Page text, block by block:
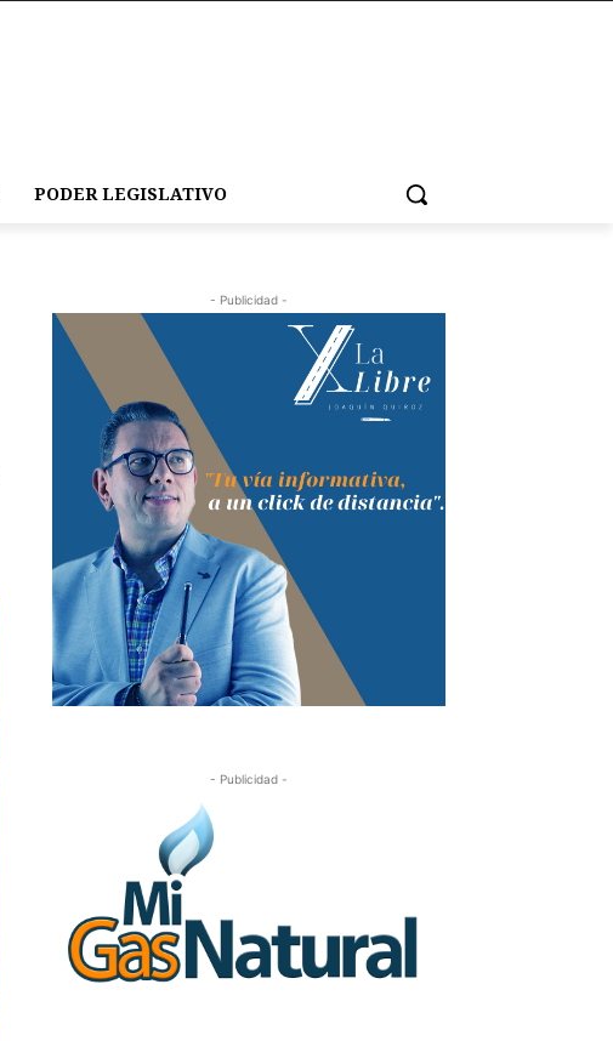
PODER LEGISLATIVO
- Publicidad -
- Publicidad -